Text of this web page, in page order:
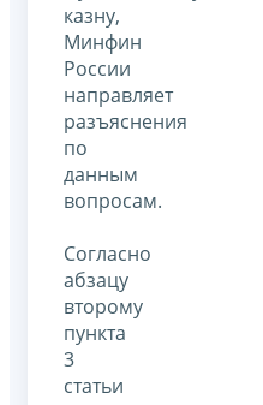
казну,
Минфин
России
направляет
разъяснения
по
данным
вопросам.
Согласно
абзацу
второму
пункта
3
статьи